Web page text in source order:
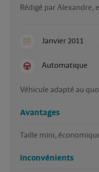
Rédigé par Alexandre,
Janvier 2011
Automatique
Véhicule adapté au
Avantages
Taille mini,
Inconvénients